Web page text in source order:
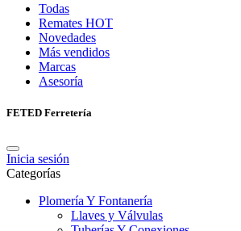
Todas
Remates HOT
Novedades
Más vendidos
Marcas
Asesoría
FETED Ferretería
Inicia sesión
Categorías
Plomería Y Fontanería
Llaves y Válvulas